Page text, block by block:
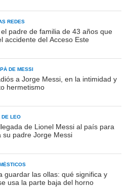
REDES
padre de familia de 43 años que
accidente del Acceso Este
DE MESSI
a Jorge Messi, en la intimidad y
hermetismo
DE LEO
de Lionel Messi al país para
su padre Jorge Messi
guardar las ollas: qué significa y
usa la parte baja del horno